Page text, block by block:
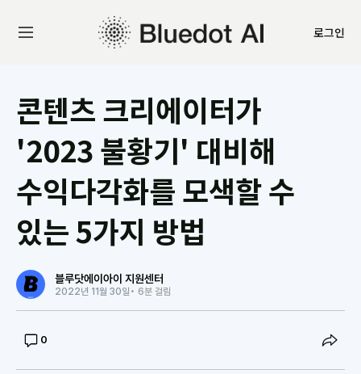
로그인
콘텐츠 크리에이터가
'2023 불황기' 대비해
수익다각화를 모색할 수
있는 5가지 방법
블루닷에이아이 지원센터
2022년 11월 30일 • 6분 걸림
0